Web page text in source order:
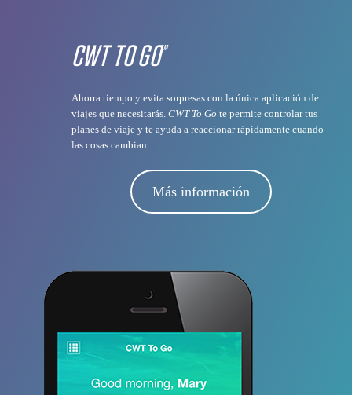
CWT TO GOTM
Ahorra tiempo y evita sorpresas con la única aplicación de
viajes que necesitarás. CWT To Go te permite controlar tus
planes de viaje y te ayuda a reaccionar rápidamente cuando
las cosas cambian.
Más información